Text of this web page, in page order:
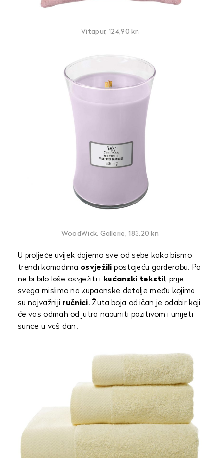
Vitapur, 124,90 kn
WoodWick, Gallerie, 183,20 kn
U proljeće uvijek dajemo sve od sebe kako bismo
trendi komadima osvježili postojeću garderobu. Pa
ne bi bilo loše osvježiti i kućanski tekstil, prije
svega mislimo na kupaonske detalje među kojima
su najvažniji ručnici. Žuta boja odličan je odabir koji
će vas odmah od jutra napuniti pozitivom i unijeti
sunce u vaš dan.